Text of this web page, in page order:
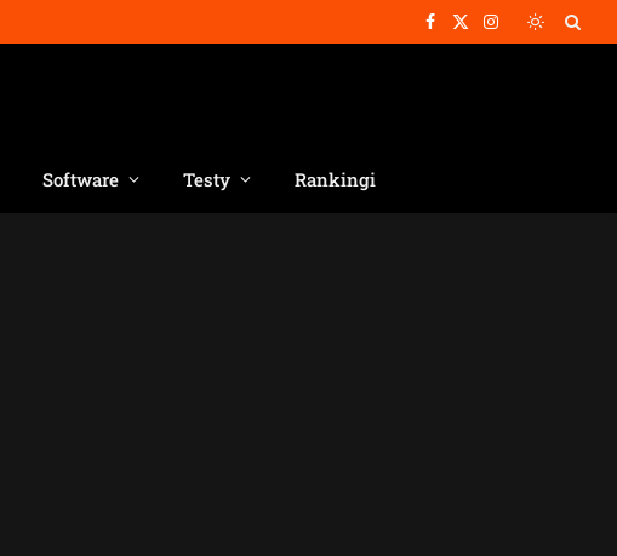
Facebook
X
Instagram
Software Testy Rankingi